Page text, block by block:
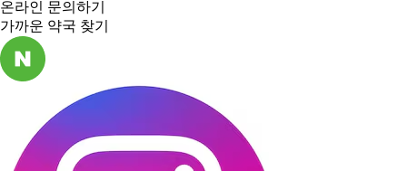
온라인 문의하기
가까운 약국 찾기